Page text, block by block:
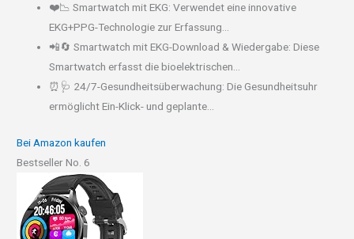
❤️📉 Smartwatch mit EKG: Verwendet eine innovative
EKG+PPG-Technologie zur Erfassung...
📲🔄 Smartwatch mit EKG-Download & Wiedergabe: Diese
Smartwatch erfasst die bioelektrischen...
⏰🩺 24/7-Gesundheitsüberwachung: Die Gesundheitsuhr
ermöglicht Ein-Klick- und geplante...
Bei Amazon kaufen
Bestseller No. 6